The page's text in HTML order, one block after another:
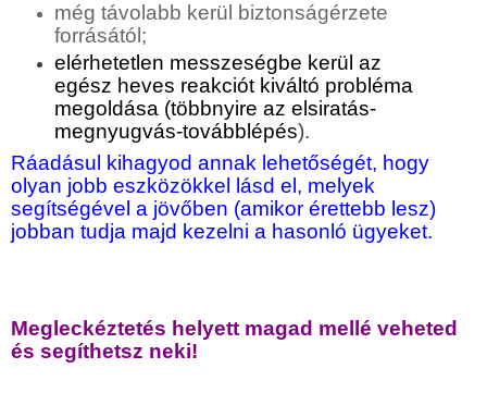
még távolabb kerül biztonságérzete
forrásától;
elérhetetlen messzeségbe kerül az
egész heves reakciót kiváltó probléma
megoldása (többnyire az elsiratás-
megnyugvás-továbblépés).
Ráadásul kihagyod annak lehetőségét, hogy
olyan jobb eszközökkel lásd el, melyek
segítségével a jövőben (amikor érettebb lesz)
jobban tudja majd kezelni a hasonló ügyeket.
Megleckéztetés helyett magad mellé veheted
és segíthetsz neki!